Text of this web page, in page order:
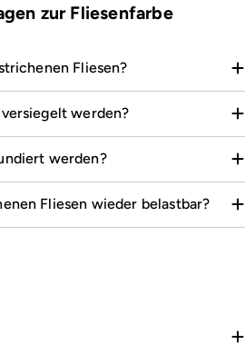
zur Fliesenfarbe
Fliesen?
werden?
werden?
Fliesen wieder belastbar?